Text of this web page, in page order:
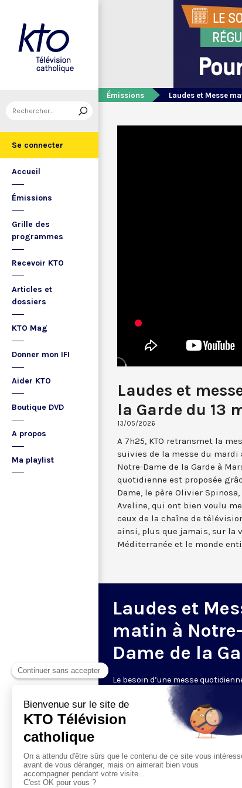
Se connecter
Accueil
Émissions
Grille des
programmes
Recevoir KTO
Articles et
dossiers
KTO Mag
Donner mon IFI
Aider KTO
Boutique DVD
A propos
Ma playlist
Émissions Laudes et Messe
Laudes et
la Garde du 13
13/05/2026
A 7h25, KTO retransmet la
suivies de la messe du
Notre-Dame de la Garde à
quotidienne est proposée
Dame, le père Olivier
Aveline, qui ont bien voulu
ceux de la chaîne de
ainsi, plus que jamais, sur la
Méditerranée et le monde
Laudes et
matin à Notre-
Dame de la
Le besoin d’une messe
la télévision a été exprimé d’une
encore plus forte pendant le
dans de nombreux pays
maintient depuis la reprise. KTO
en direct de la basilique Notre-
Garde, à Marseille, les laudes et la
Le lundi à 7h25, la messe
Du mardi au samedi à 7h25, messe